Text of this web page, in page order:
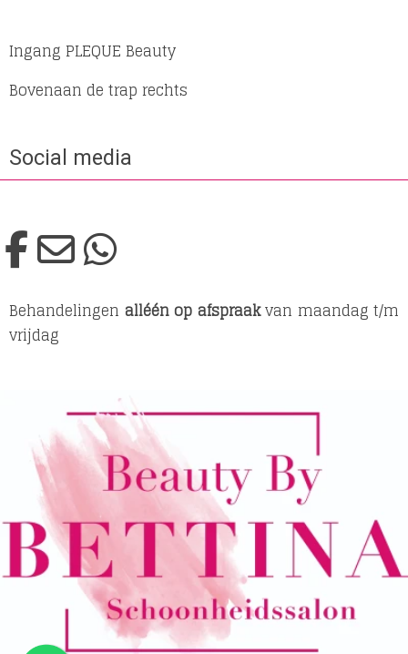
Ingang PLEQUE Beauty
Bovenaan de trap rechts
Social media
Behandelingen alléén op afspraakvan maandag t/m
vrijdag